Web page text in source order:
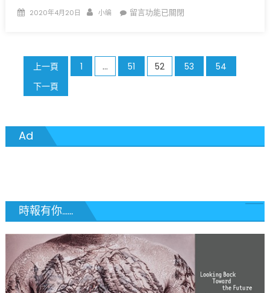
Posted
2020年4月20日 Author
小编
在
的
留言功能已關閉
文
章
頁
上一頁 1 ... 51 52 53
54
下一頁
Ad
時報有你......